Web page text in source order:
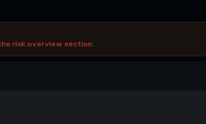
risk overview section.